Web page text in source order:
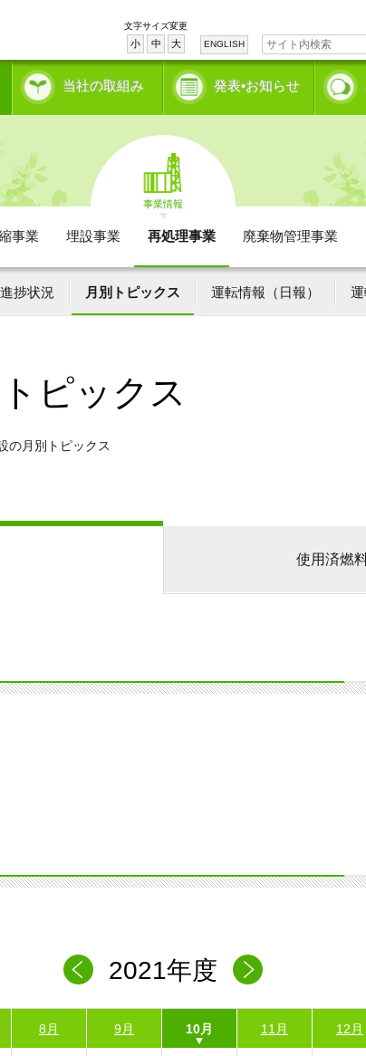
文字サイズ変更
小 中 大 ENGLISH
当社の取組み 発表•お知らせ
事業情報
事業 埋設事業 再処理事業 廃棄物管理事業
捗状況 月別トピックス 運転情報（日報） 運
ピックス
の月別トピックス
使用済燃
2021年度
8月 9月 10月 11月 12月